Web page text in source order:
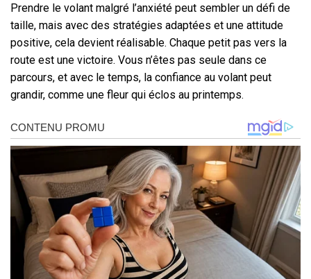
Prendre le volant malgré l’anxiété peut sembler un défi de
taille, mais avec des stratégies adaptées et une attitude
positive, cela devient réalisable. Chaque petit pas vers la
route est une victoire. Vous n’êtes pas seule dans ce
parcours, et avec le temps, la confiance au volant peut
grandir, comme une fleur qui éclos au printemps.